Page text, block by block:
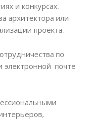
и конкурсах.
архитектора или
проекта.
по
электронной почте